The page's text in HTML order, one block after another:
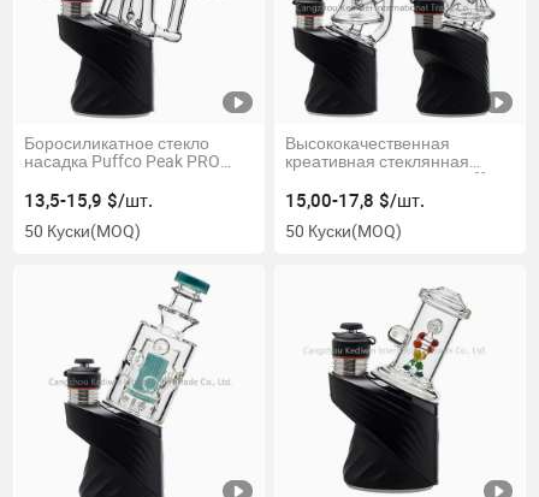
Боросиликатное стекло
насадка Puffco Peak PRO
стеклянная верхняя часть
13,5-15,9 $/шт.
50 Куски(MOQ)
Высококачественная
креативная стеклянная
насадка для курения Puffco
Peak PRO
15,00-17,8 $/шт.
50 Куски(MOQ)